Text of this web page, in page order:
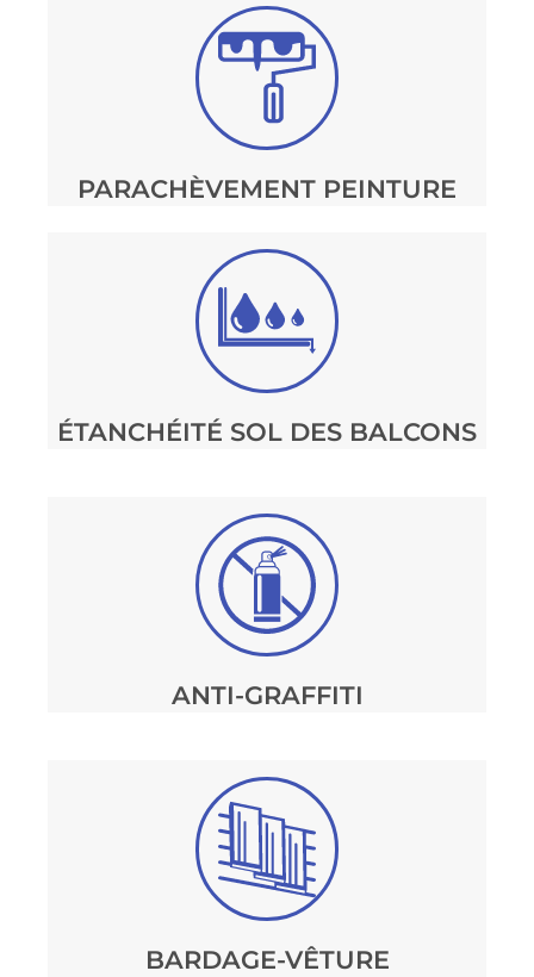
PARACHÈVEMENT PEINTURE
ÉTANCHÉITÉ SOL DES BALCONS
ANTI-GRAFFITI
BARDAGE-VÊTURE